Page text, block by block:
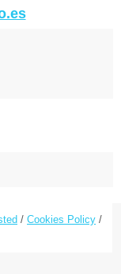
/ Cookies Policy /